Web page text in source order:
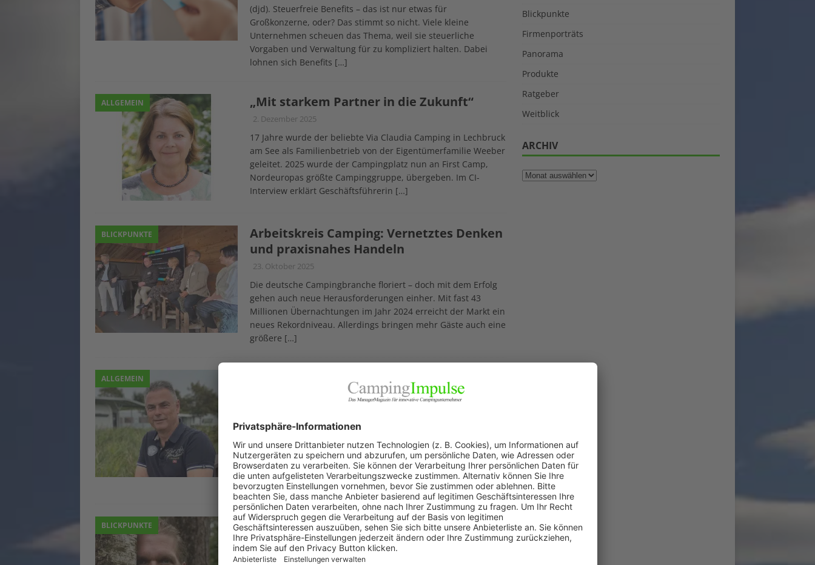
(djd). Steuerfreie Benefits – das ist nur etwas für
Großkonzerne, oder? Das stimmt so nicht. Viele kleine
Unternehmen scheuen das Thema, weil sie steuerliche
Vorgaben und Verwaltung für zu kompliziert halten. Dabei
lohnen sich Benefits […]
ALLGEMEIN „Mit starkem Partner in die Zukunft“
2. Dezember 2025
17 Jahre wurde der beliebte Via Claudia Camping in Lechbruck
am See als Familienbetrieb von der Eigentümerfamilie Weeber
geleitet. 2025 wurde der Campingplatz nun an First Camp,
Nordeuropas größte Campinggruppe, übergeben. Im CI-
Interview erklärt Geschäftsführerin […]
BLICKPUNKTE
Arbeitskreis Camping: Vernetztes Denken
und praxisnahes Handeln
23. Oktober 2025
Die deutsche Campingbranche floriert – doch mit dem Erfolg
gehen auch neue Herausforderungen einher. Mit fast 43
Millionen Übernachtungen im Jahr 2024 erreicht der Markt ein
neues Rekordniveau. Allerdings bringen mehr Gäste auch eine
größere […]
ALLGEMEIN
„Die Campingbranche zukunftsorientiert
weiterentwickeln“: Interview mit Gunnar
30. August 2025
CI: Zuallererst herzlichen Glückwunsch zum zehnten Jubiläum
des NCT – was für eine Erfolgsgeschichte. War es denn bereits
bei der Einführung absehbar, dass sich der NCT in relativ
kurzer Zeit zu so einer erfolgreichen Veranstaltung[…]
BLICKPUNKTE
„Weiter wachsen“: Interview mit
Benjamin Ruth, Geschäftsführer von
Wildwood Camping
Blickpunkte
Firmenporträts
Panorama
Produkte
Ratgeber
Weitblick
ARCHIV